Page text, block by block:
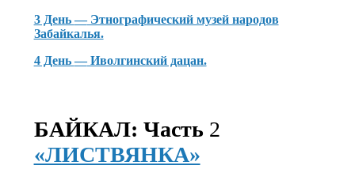
3 День—Этнографический музей народов
Забайкалья.
4 День—Иволгинский дацан.
БАЙКАЛ: Часть 2
«ЛИСТВЯНКА»